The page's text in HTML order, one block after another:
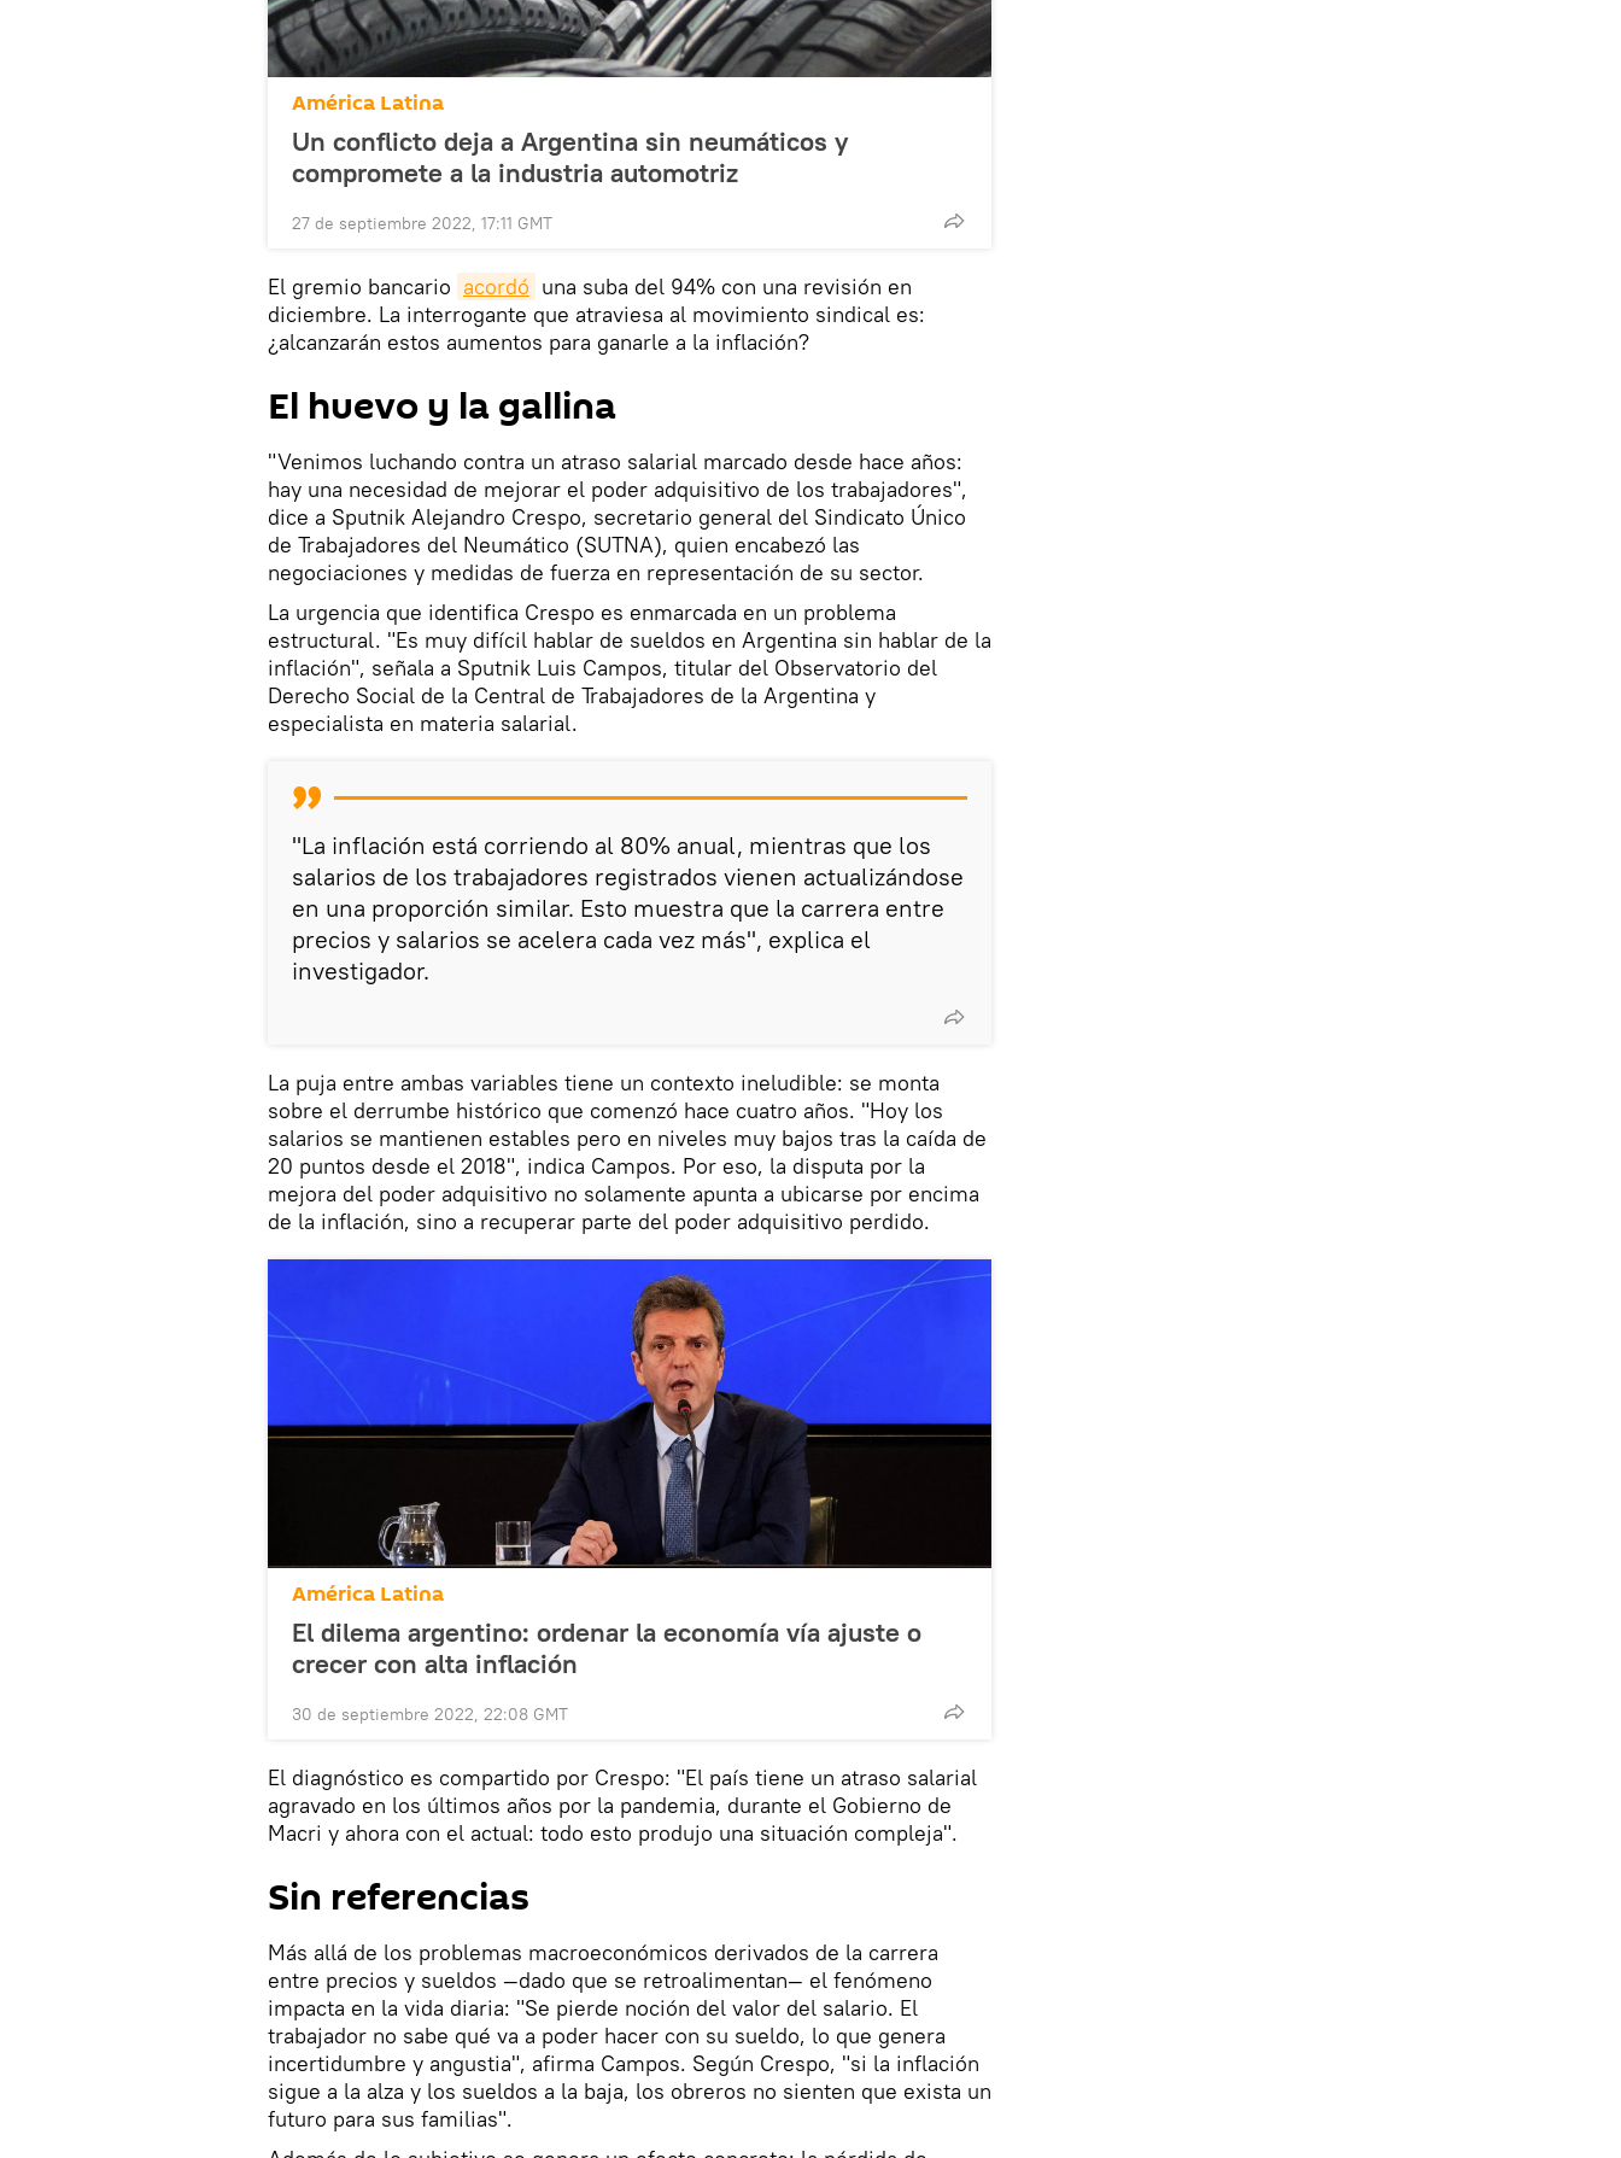
América Latina
Un conflicto deja a Argentina sin neumáticos y
compromete a la industria automotriz
27 de septiembre 2022, 17:11 GMT
El gremio bancario acordó una suba del 94% con una revisión en
diciembre. La interrogante que atraviesa al movimiento sindical es:
¿alcanzarán estos aumentos para ganarle a la inflación?
El huevo y la gallina
"Venimos luchando contra un atraso salarial marcado desde hace años:
hay una necesidad de mejorar el poder adquisitivo de los trabajadores",
dice a Sputnik Alejandro Crespo, secretario general del Sindicato Único
de Trabajadores del Neumático (SUTNA), quien encabezó las
negociaciones y medidas de fuerza en representación de su sector.
La urgencia que identifica Crespo es enmarcada en un problema
estructural. "Es muy difícil hablar de sueldos en Argentina sin hablar de la
inflación", señala a Sputnik Luis Campos, titular del Observatorio del
Derecho Social de la Central de Trabajadores de la Argentina y
especialista en materia salarial.
"La inflación está corriendo al 80% anual, mientras que los
salarios de los trabajadores registrados vienen actualizándose
en una proporción similar. Esto muestra que la carrera entre
precios y salarios se acelera cada vez más", explica el
investigador.
La puja entre ambas variables tiene un contexto ineludible: se monta
sobre el derrumbe histórico que comenzó hace cuatro años. "Hoy los
salarios se mantienen estables pero en niveles muy bajos tras la caída de
20 puntos desde el 2018", indica Campos. Por eso, la disputa por la
mejora del poder adquisitivo no solamente apunta a ubicarse por encima
de la inflación, sino a recuperar parte del poder adquisitivo perdido.
América Latina
El dilema argentino: ordenar la economía vía ajuste o
crecer con alta inflación
30 de septiembre 2022, 22:08 GMT
El diagnóstico es compartido por Crespo: "El país tiene un atraso salarial
agravado en los últimos años por la pandemia, durante el Gobierno de
Macri y ahora con el actual: todo esto produjo una situación compleja".
Sin referencias
Más allá de los problemas macroeconómicos derivados de la carrera
entre precios y sueldos —dado que se retroalimentan— el fenómeno
impacta en la vida diaria: "Se pierde noción del valor del salario. El
trabajador no sabe qué va a poder hacer con su sueldo, lo que genera
incertidumbre y angustia", afirma Campos. Según Crespo, "si la inflación
sigue a la alza y los sueldos a la baja, los obreros no sienten que exista un
futuro para sus familias".